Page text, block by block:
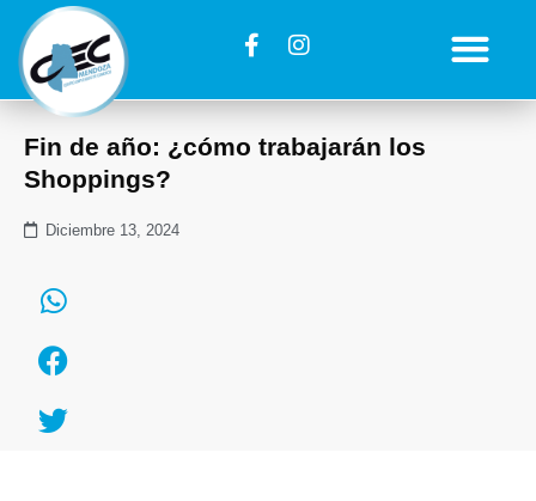
Fin de año: ¿cómo trabajarán los
Shoppings?
Diciembre 13, 2024